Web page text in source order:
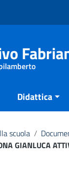
Didattica
scuola /
GIANLUCA